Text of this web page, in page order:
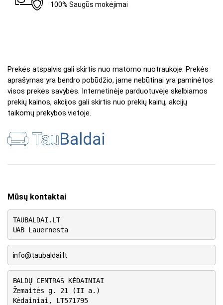
100% Saugūs mokėjimai
Prekės atspalvis gali skirtis nuo matomo nuotraukoje. Prekės
aprašymas yra bendro pobūdžio, jame nebūtinai yra paminėtos
visos prekės savybės. Internetinėje parduotuvėje skelbiamos
prekių kainos, akcijos gali skirtis nuo prekių kainų, akcijų
taikomų prekybos vietoje.
Mūsų kontaktai
TAUBALDAI.LT
UAB Lauernesta
info@taubaldai.lt
BALDŲ CENTRAS KĖDAINIAI
Žemaitės g. 21 (II a.)
Kėdainiai, LT571795